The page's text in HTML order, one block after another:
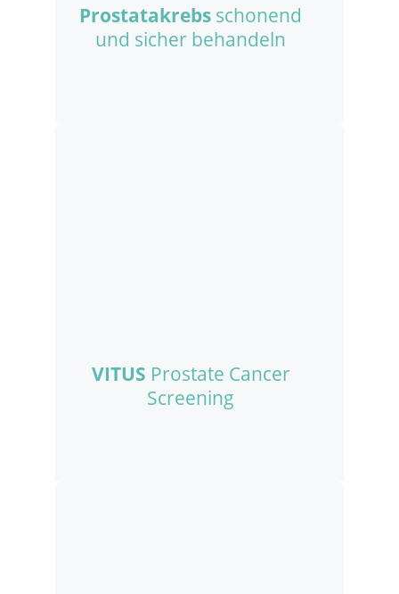
Prostatakrebs schonend
und sicher behandeln
VITUS Prostate Cancer
Screening